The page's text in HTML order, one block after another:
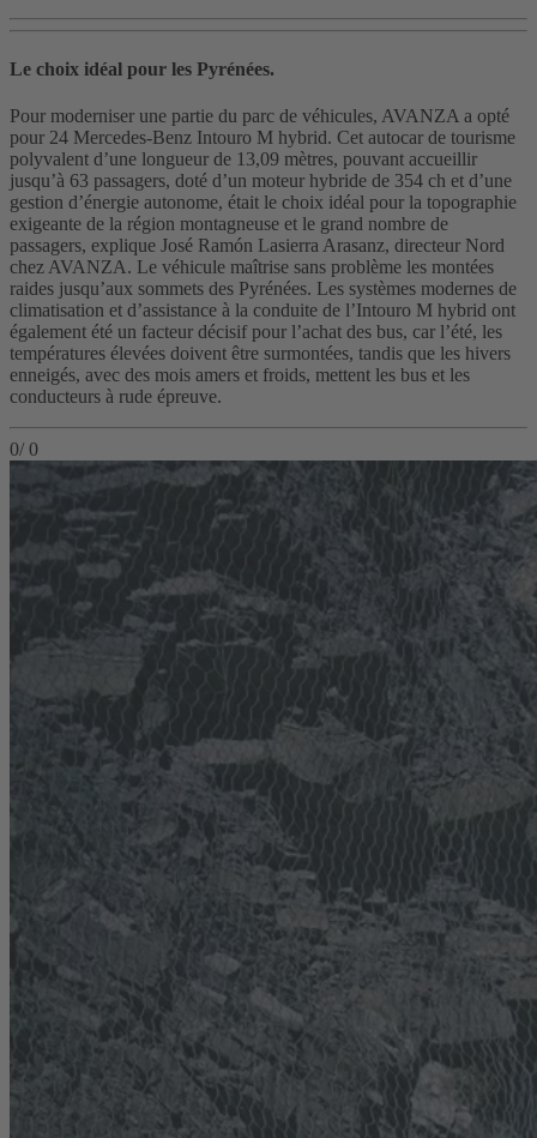
Le choix idéal pour les Pyrénées.
Pour moderniser une partie du parc de véhicules, AVANZA a opté
pour 24 Mercedes-Benz Intouro M hybrid. Cet autocar de tourisme
polyvalent d’une longueur de 13,09 mètres, pouvant accueillir
jusqu’à 63 passagers, doté d’un moteur hybride de 354 ch et d’une
gestion d’énergie autonome, était le choix idéal pour la topographie
exigeante de la région montagneuse et le grand nombre de
passagers, explique José Ramón Lasierra Arasanz, directeur Nord
chez AVANZA. Le véhicule maîtrise sans problème les montées
raides jusqu’aux sommets des Pyrénées. Les systèmes modernes de
climatisation et d’assistance à la conduite de l’Intouro M hybrid ont
également été un facteur décisif pour l’achat des bus, car l’été, les
températures élevées doivent être surmontées, tandis que les hivers
enneigés, avec des mois amers et froids, mettent les bus et les
conducteurs à rude épreuve.
0/ 0